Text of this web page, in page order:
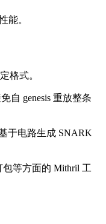
能。
格式。
自 genesis 重放整条
于电路生成 SNARK
包等方面的 Mithril 工